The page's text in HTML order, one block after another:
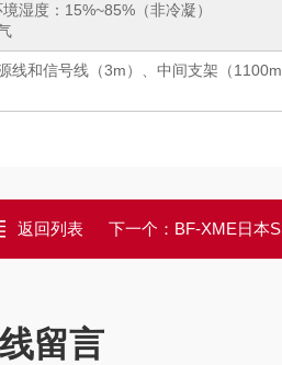
湿度：15%~85%（非冷凝）
线和信号线（3m）、中间支架（
返回列表 下一个： BF-XME日本
留言